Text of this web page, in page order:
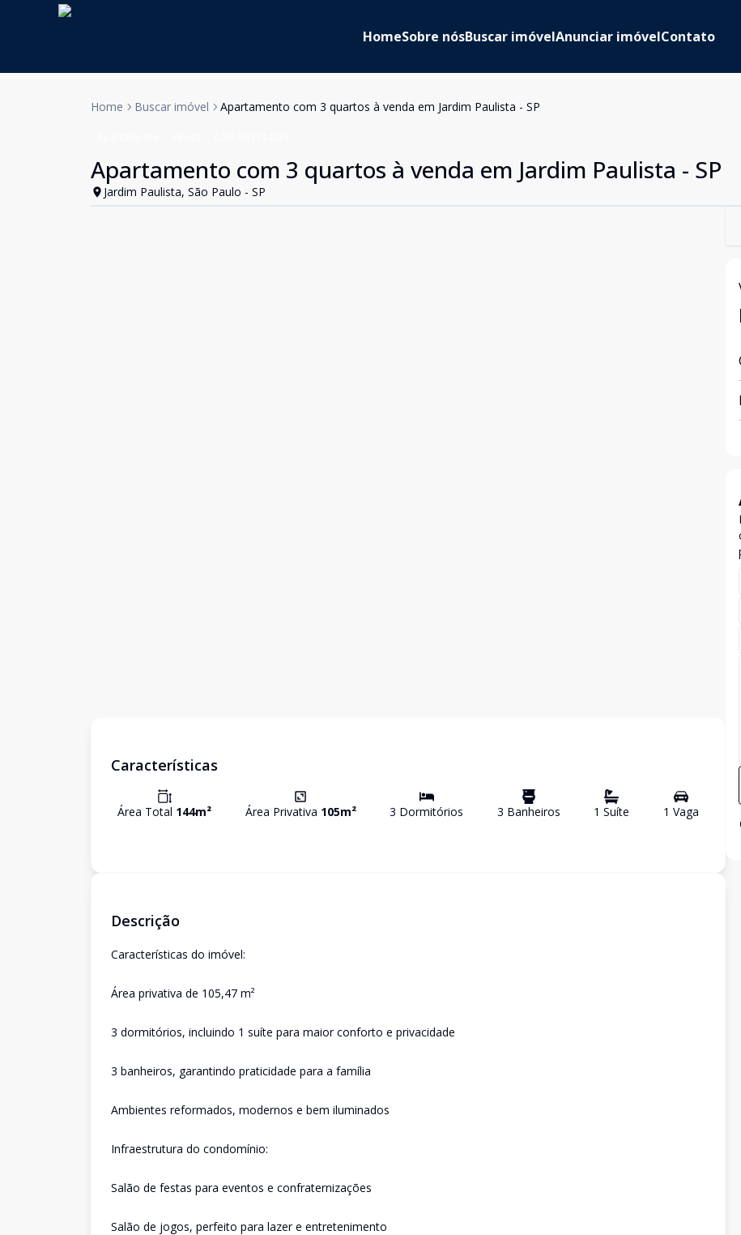
HomeSobre nósBuscar imóvelAnunciar imóvelContato
Home Buscar imóvel Apartamento com 3 quartos à venda em Jardim Paulista - SP
Apartamento com 3 quartos à venda em Jardim Paulista - SP
Jardim Paulista, São Paulo - SP
Características
Área Total 144m² Área Privativa 105m² 3 Dormitórios 3 Banheiros 1 Suíte 1 Vaga
Descrição
Características do imóvel:
Área privativa de 105,47 m²
3 dormitórios, incluindo 1 suíte para maior conforto e privacidade
3 banheiros, garantindo praticidade para a família
Ambientes reformados, modernos e bem iluminados
Infraestrutura do condomínio:
Salão de festas para eventos e confraternizações
Salão de jogos, perfeito para lazer e entretenimento